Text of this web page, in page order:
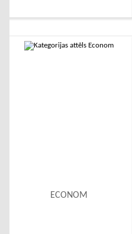
ECONOM